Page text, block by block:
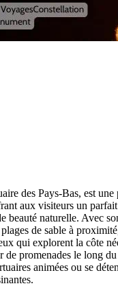
des Pays-Bas, est une
aux visiteurs un
beauté naturelle. Avec
de sable à
qui explorent la côte
de promenades le long
animées ou se